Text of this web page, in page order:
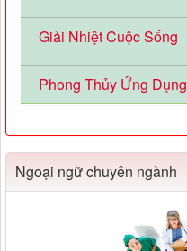
Giải Nhiệt Cuộc Sống
Phong Thủy Ứng Dụng
Ngoại ngữ chuyên ngành